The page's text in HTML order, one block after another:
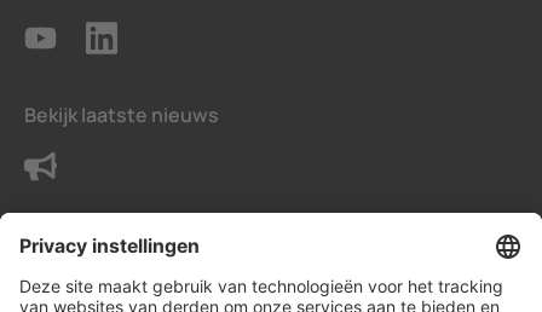
Bekijk laatste nieuws
Neem contact met ons op